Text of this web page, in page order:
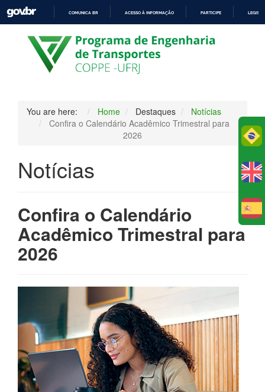
PARA
O
CONTEÚDO
COMUNICA BR ACESSO À INFORMAÇÃO PARTICIPE
You are here: Home Destaques
Notícias
Confira o Calendário Acadêmico Trimestral para
2026
Notícias
Confira o Calendário
Acadêmico Trimestral para
2026